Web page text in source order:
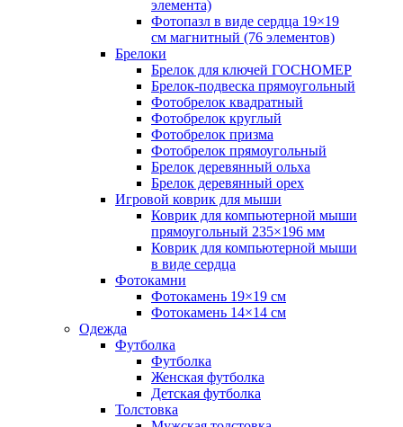
элемента)
Фотопазл в виде сердца 19×19
см магнитный (76 элементов)
Брелоки
Брелок для ключей ГОСНОМЕР
Брелок-подвеска прямоугольный
Фотобрелок квадратный
Фотобрелок круглый
Фотобрелок призма
Фотобрелок прямоугольный
Брелок деревянный ольха
Брелок деревянный орех
Игровой коврик для мыши
Коврик для компьютерной мыши
прямоугольный 235×196 мм
Коврик для компьютерной мыши
в виде сердца
Фотокамни
Фотокамень 19×19 см
Фотокамень 14×14 см
Одежда
Футболка
Футболка
Женская футболка
Детская футболка
Толстовка